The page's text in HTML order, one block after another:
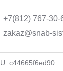
+7(812) 767-30-
zakaz@snab-
c44665f6ed90